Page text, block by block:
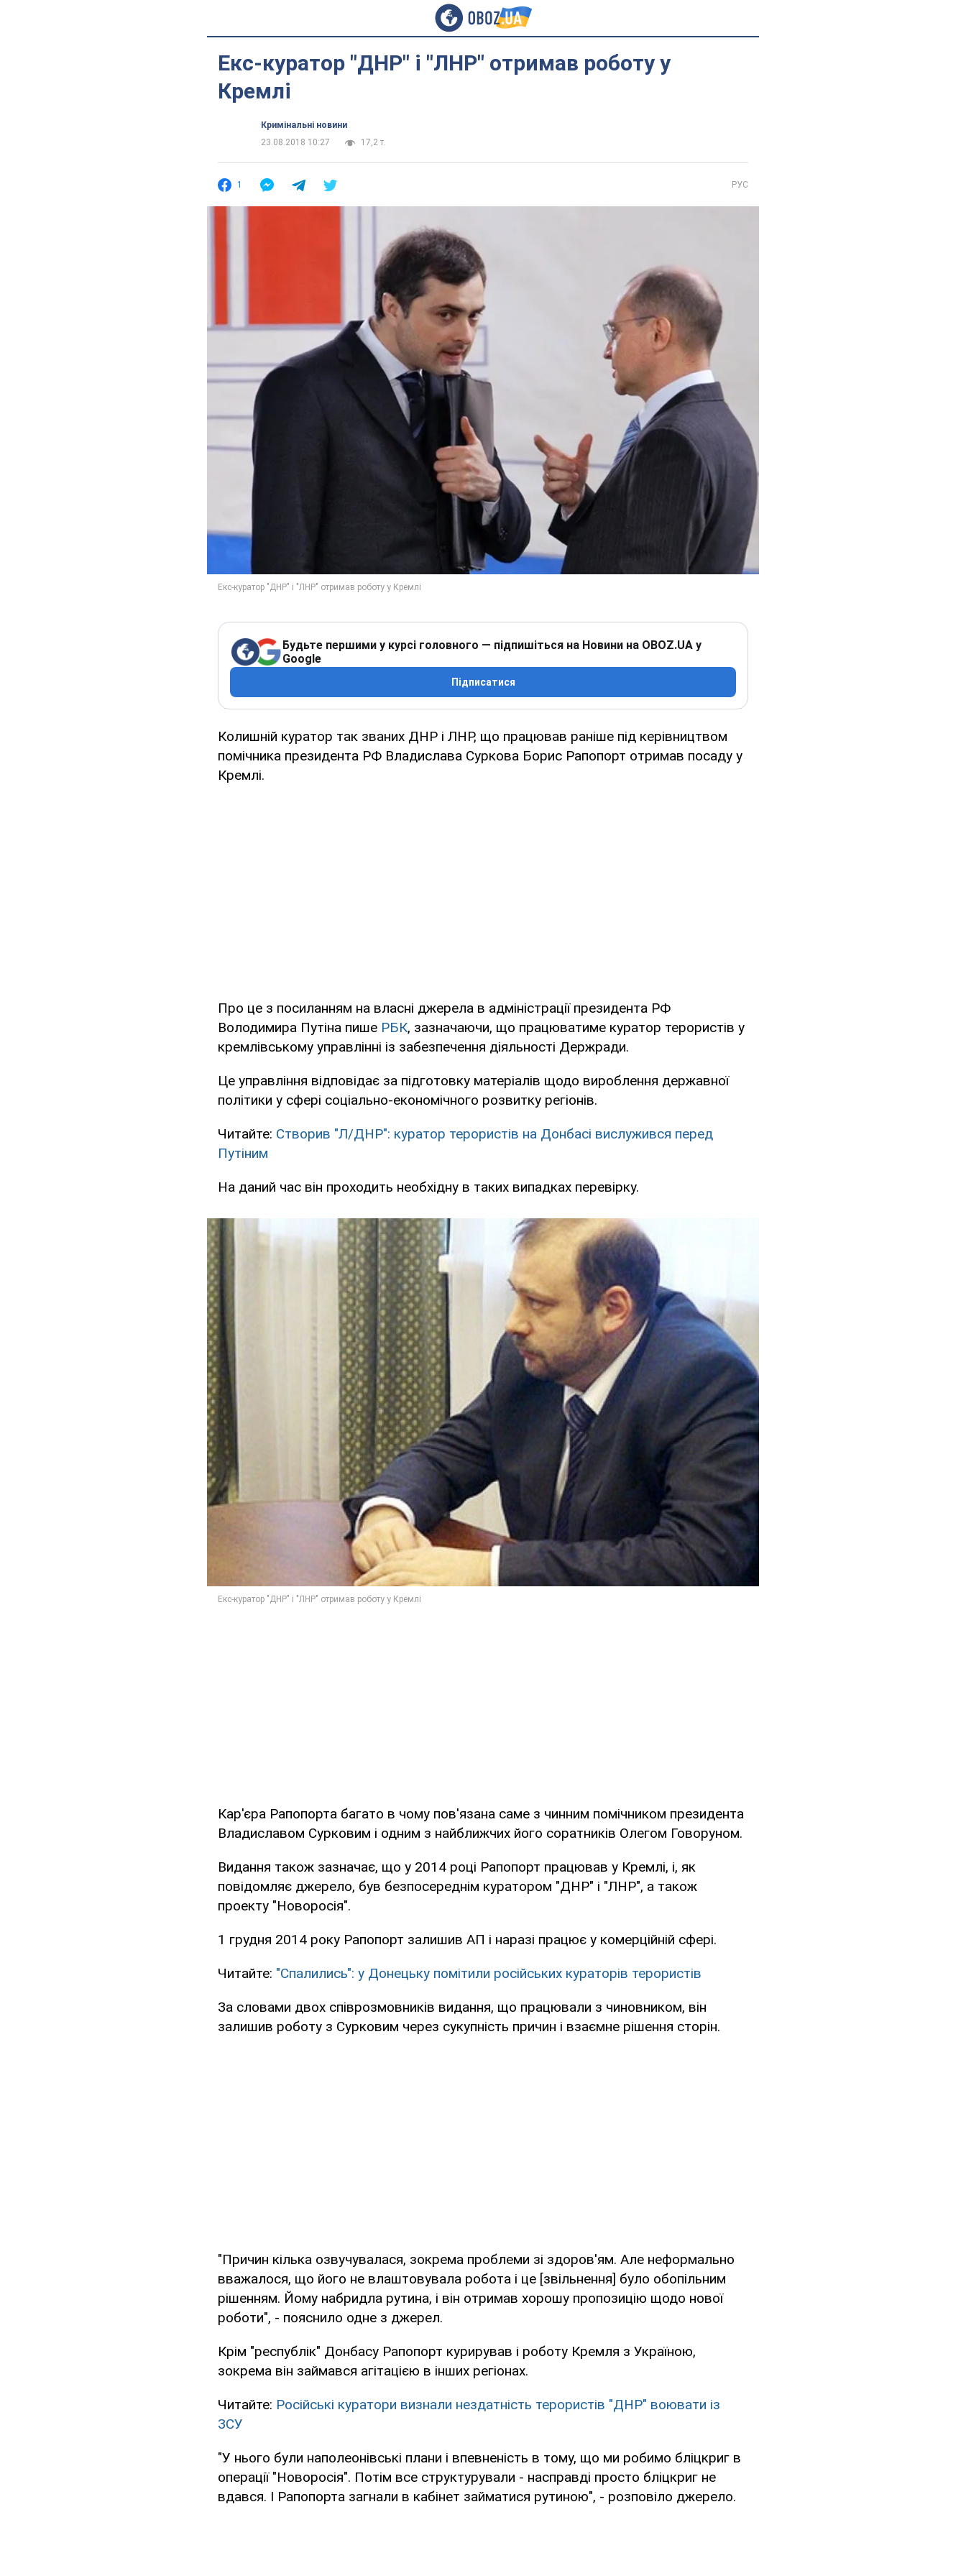
Екс-куратор "ДНР" і "ЛНР" отримав роботу у
Кремлі
Кримінальні новини
23.08.2018 10:27
17,2 т.
1 РУС
Будьте першими у курсі головного — підпишіться на Новини на OBOZ.UA у
Google
Підписатися
Колишній куратор так званих ДНР і ЛНР, що працював раніше під керівництвом
помічника президента РФ Владислава Суркова Борис Рапопорт отримав посаду у
Кремлі.
Про це з посиланням на власні джерела в адміністрації президента РФ
Володимира Путіна пише РБК, зазначаючи, що працюватиме куратор терористів у
кремлівському управлінні із забезпечення діяльності Держради.
Це управління відповідає за підготовку матеріалів щодо вироблення державної
політики у сфері соціально-економічного розвитку регіонів.
Читайте: Створив "Л/ДНР": куратор терористів на Донбасі вислужився перед
Путіним
На даний час він проходить необхідну в таких випадках перевірку.
Кар'єра Рапопорта багато в чому пов'язана саме з чинним помічником президента
Владиславом Сурковим і одним з найближчих його соратників Олегом Говоруном.
Видання також зазначає, що у 2014 році Рапопорт працював у Кремлі, і, як
повідомляє джерело, був безпосереднім куратором "ДНР" і "ЛНР", а також
проекту "Новоросія".
1 грудня 2014 року Рапопорт залишив АП і наразі працює у комерційній сфері.
Читайте: "Спалились": у Донецьку помітили російських кураторів терористів
За словами двох співрозмовників видання, що працювали з чиновником, він
залишив роботу з Сурковим через сукупність причин і взаємне рішення сторін.
"Причин кілька озвучувалася, зокрема проблеми зі здоров'ям. Але неформально
вважалося, що його не влаштовувала робота і це [звільнення] було обопільним
рішенням. Йому набридла рутина, і він отримав хорошу пропозицію щодо нової
роботи", - пояснило одне з джерел.
Крім "республік" Донбасу Рапопорт курирував і роботу Кремля з Україною,
зокрема він займався агітацією в інших регіонах.
Читайте: Російські куратори визнали нездатність терористів "ДНР" воювати із
ЗСУ
"У нього були наполеонівські плани і впевненість в тому, що ми робимо бліцкриг в
операції "Новоросія". Потім все структурували - насправді просто бліцкриг не
вдався. І Рапопорта загнали в кабінет займатися рутиною", - розповіло джерело.